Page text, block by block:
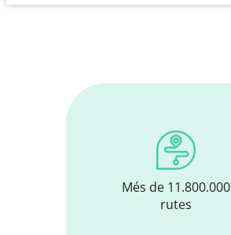
Més de 11.800.000
rutes